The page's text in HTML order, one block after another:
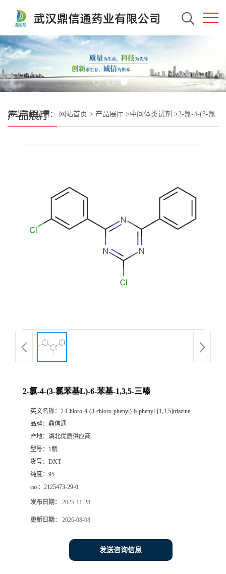
产品展厅
您当前的位置： 网站首页 > 产品展厅 >中间体类试剂 >2-氯-4-(3-氯
2-氯-4-(3-氯苯基L)-6-苯基-1,3,5-三嗪
英文名称： 2-Chloro-4-(3-chloro-phenyl)-6-phenyl-[1,3,5]triazine
品牌： 鼎信通
产地： 湖北优质供应商
型号： 1瓶
货号： DXT
纯度： 95
cas： 2125473-29-0
发布日期： 2025-11-28
更新日期： 2026-08-08
发送咨询信息